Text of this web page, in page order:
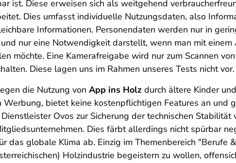
ist. Diese erweisen sich als weitgehend
Dies umfasst individuelle Nutzungsdaten, also
Informationen. Personendaten werden nur in
nur eine Notwendigkeit darstellt, wenn man mit einem
möchte. Eine Kamerafreigabe wird nur zum Scannen
Diese lagen uns im Rahmen unseres Tests nicht vor.
die Nutzung von App ins Holz durch ältere Kinder
bietet keine kostenpflichtigen Features an und
Ovos zur Sicherung der technischen
Dies färbt allerdings nicht spürbar
das globale Klima ab. Einzig im Themenbereich "Berufe
Holzindustrie begeistern zu wollen,